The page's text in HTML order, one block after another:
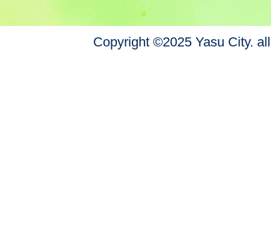
Copyright ©2025 Yasu City.